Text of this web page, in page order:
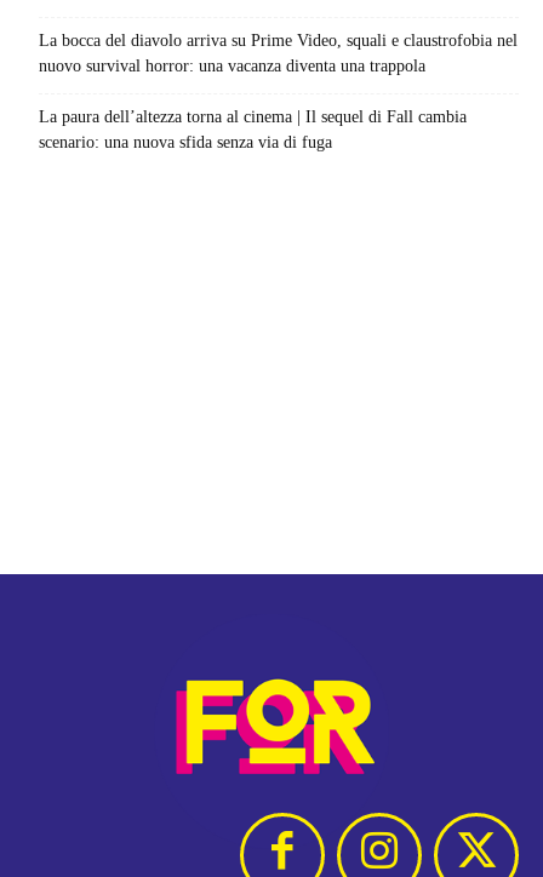
La bocca del diavolo arriva su Prime Video, squali e claustrofobia nel
nuovo survival horror: una vacanza diventa una trappola
La paura dell’altezza torna al cinema | Il sequel di Fall cambia
scenario: una nuova sfida senza via di fuga